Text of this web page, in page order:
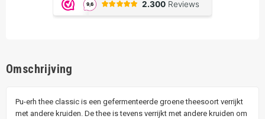
Omschrijving
Pu-erh thee classic is een gefermenteerde groene theesoort verrijkt
met andere kruiden. De thee is tevens verrijkt met andere kruiden om